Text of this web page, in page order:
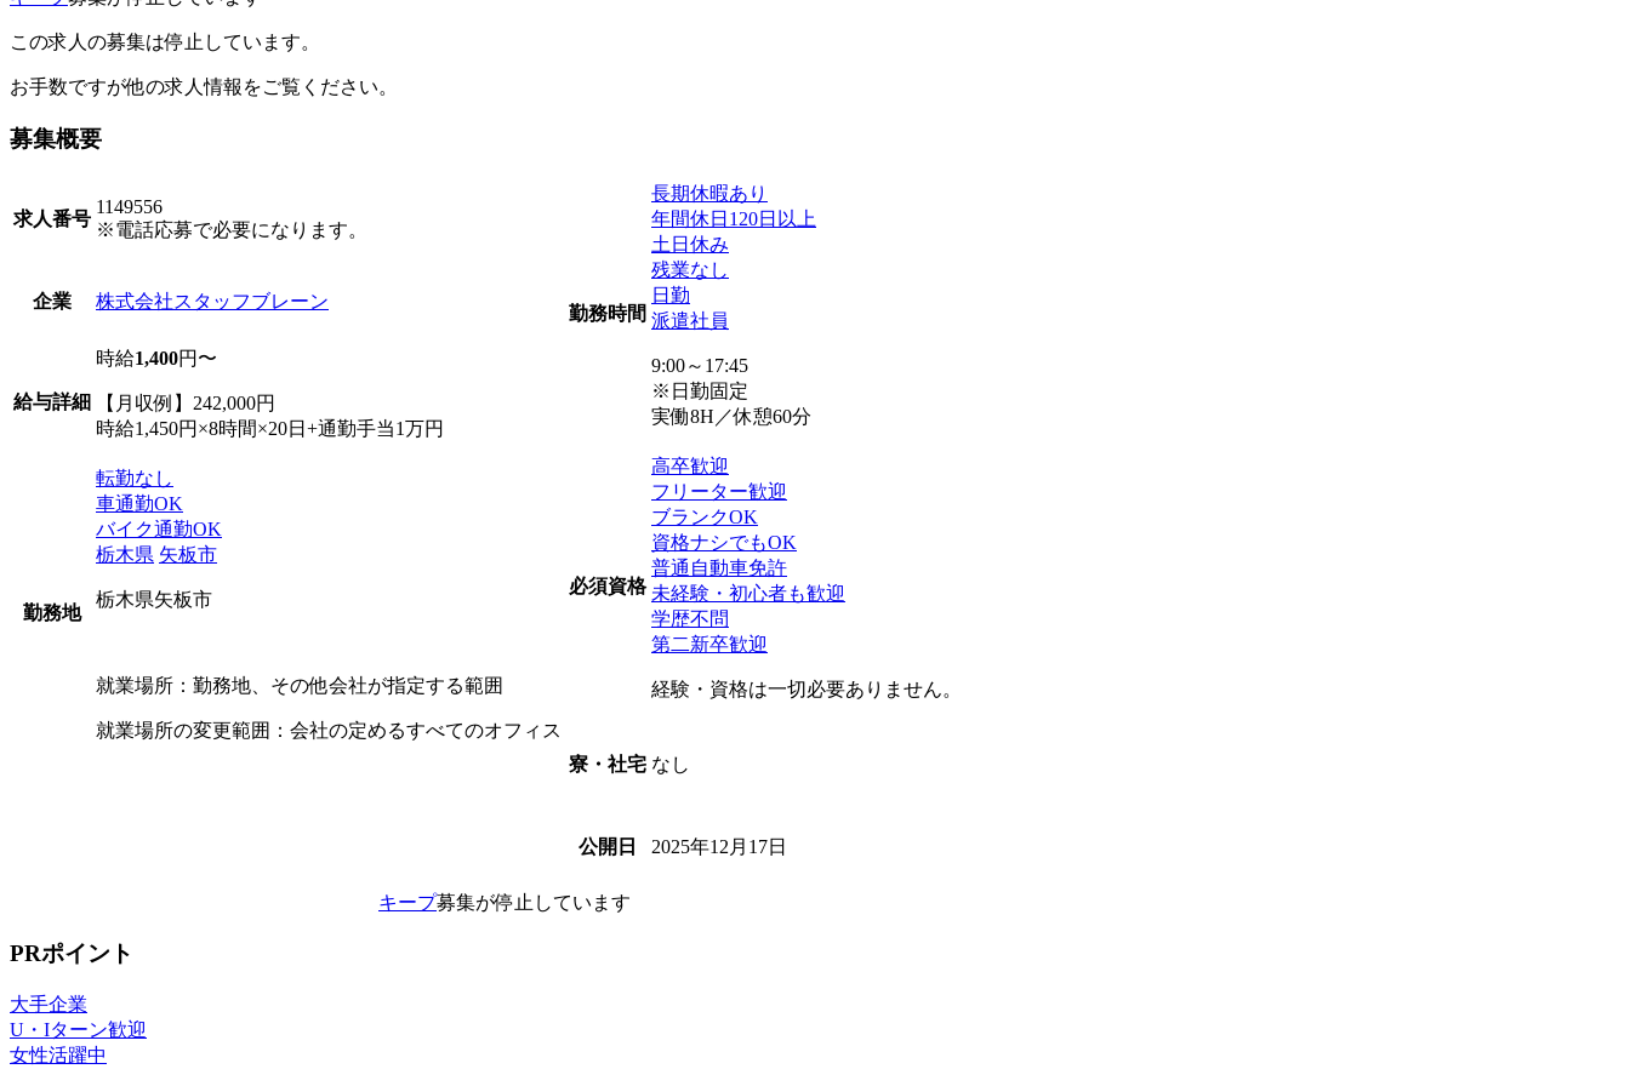
この求人の募集は停止しています。
お手数ですが他の求人情報をご覧ください。
募集概要
求人番号
1149556
※電話応募で必要になります。
企業 株式会社スタッフブレーン
給与詳細
時給1,400円〜
【月収例】242,000円
時給1,450円×8時間×20日+通勤手当1万円
勤務地
転勤なし
車通勤OK
バイク通勤OK
栃木県 矢板市
栃木県矢板市
就業場所：勤務地、その他会社が指定する範囲
就業場所の変更範囲：会社の定めるすべてのオフィス
勤務時間
長期休暇あり
年間休日120日以上
土日休み
残業なし
日勤
派遣社員
9:00～17:45
※日勤固定
実働8H／休憩60分
必須資格
高卒歓迎
フリーター歓迎
ブランクOK
資格ナシでもOK
普通自動車免許
未経験・初心者も歓迎
学歴不問
第二新卒歓迎
経験・資格は一切必要ありません。
寮・社宅 なし
公開日 2025年12月17日
キープ募集が停止しています
PRポイント
大手企業
U・Iターン歓迎
女性活躍中